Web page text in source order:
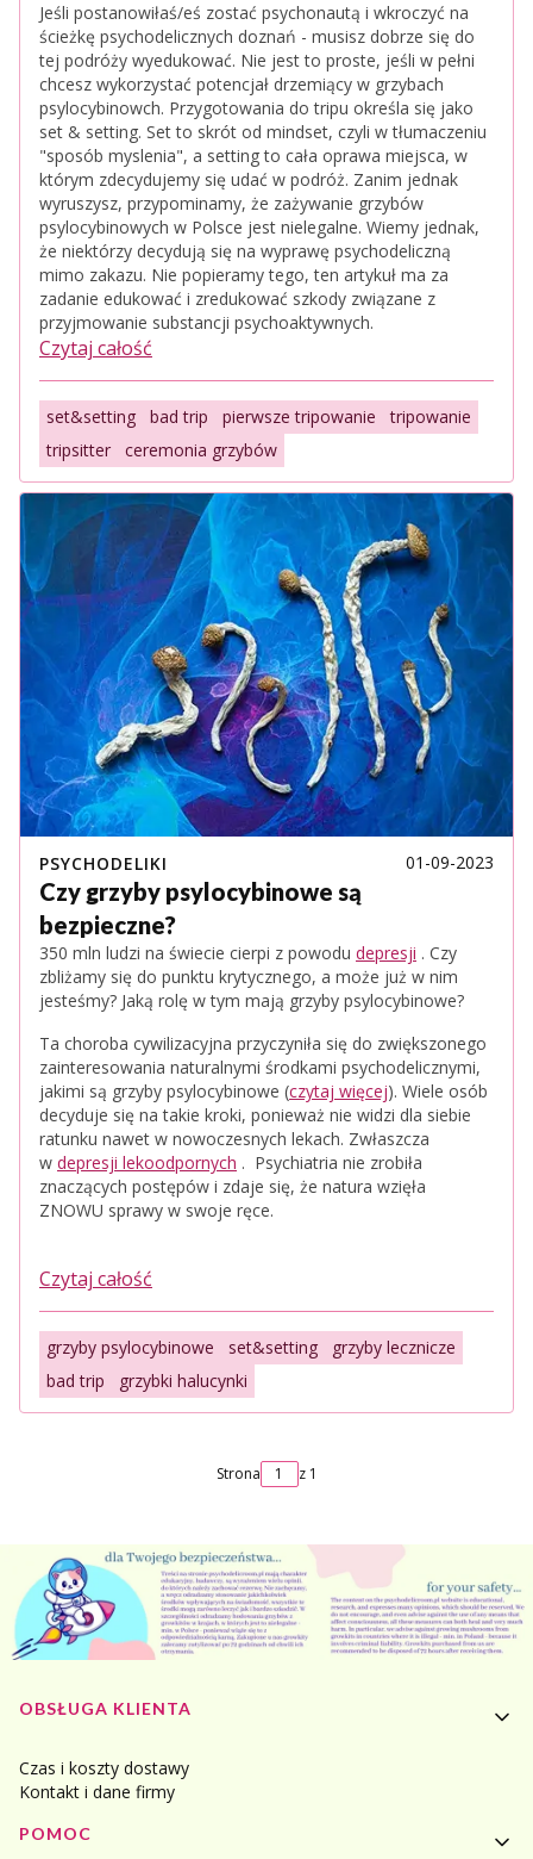
Jeśli postanowiłaś/eś zostać psychonautą i wkroczyć na
ścieżkę psychodelicznych doznań - musisz dobrze się do
tej podróży wyedukować. Nie jest to proste, jeśli w pełni
chcesz wykorzystać potencjał drzemiący w grzybach
psylocybinowch. Przygotowania do tripu określa się jako
set & setting. Set to skrót od mindset, czyli w tłumaczeniu
"sposób myslenia", a setting to cała oprawa miejsca, w
którym zdecydujemy się udać w podróż. Zanim jednak
wyruszysz, przypominamy, że zażywanie grzybów
psylocybinowych w Polsce jest nielegalne. Wiemy jednak,
że niektórzy decydują się na wyprawę psychodeliczną
mimo zakazu. Nie popieramy tego, ten artykuł ma za
zadanie edukować i zredukować szkody związane z
przyjmowanie substancji psychoaktywnych.
Czytaj całość
set&setting bad trip pierwsze tripowanie
tripowanie
tripsitter
ceremonia grzybów
PSYCHODELIKI 01-09-2023
Czy grzyby psylocybinowe są
bezpieczne?
350 mln ludzi na świecie cierpi z powodu depresji . Czy
zbliżamy się do punktu krytycznego, a może już w nim
jesteśmy? Jaką rolę w tym mają grzyby psylocybinowe?
Ta choroba cywilizacyjna przyczyniła się do zwiększonego
zainteresowania naturalnymi środkami psychodelicznymi,
jakimi są grzyby psylocybinowe (czytaj więcej). Wiele osób
decyduje się na takie kroki, ponieważ nie widzi dla siebie
ratunku nawet w nowoczesnych lekach. Zwłaszcza
w depresji lekoodpornych . Psychiatria nie zrobiła
znaczących postępów i zdaje się, że natura wzięła
ZNOWU sprawy w swoje ręce.
Czytaj całość
grzyby psylocybinowe set&setting
grzyby lecznicze
bad trip
grzybki halucynki
Strona z 1
Linki w stopce
OBSŁUGA KLIENTA
Czas i koszty dostawy
Kontakt i dane firmy
POMOC